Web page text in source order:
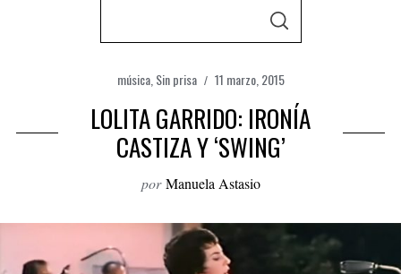
c
h
S
C
H
música,Sin prisa 11 marzo, 2015
LOLITA GARRIDO: IRONÍA
CASTIZA Y ‘SWING’
por Manuela Astasio